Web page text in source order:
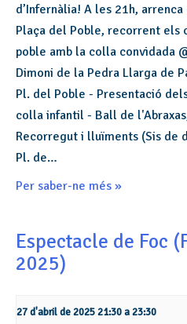
d’Infernàlia! A les 21h,
Plaça del Poble, recorrent els
poble amb la colla convidada
Dimoni de la Pedra Llarga de
Pl. del Poble - Presentació
colla infantil - Ball de
Recorregut i lluïments (Sis de
Pl. de…
Per saber-ne més »
Espectacle de Foc
2025)
27 d'abril de 2025 21:30a23:30